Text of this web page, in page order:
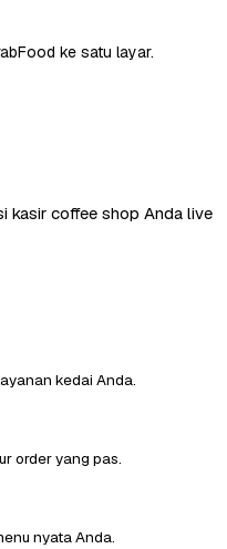
ke satu layar.
kasir coffee shop Anda live
kedai Anda.
order yang pas.
nyata Anda.